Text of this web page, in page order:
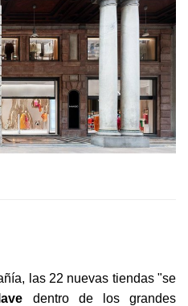
las 22 nuevas tiendas "se
dentro de los grandes